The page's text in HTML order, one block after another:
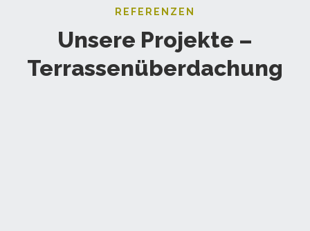
REFERENZEN
Unsere Projekte –
Terrassenüberdachung